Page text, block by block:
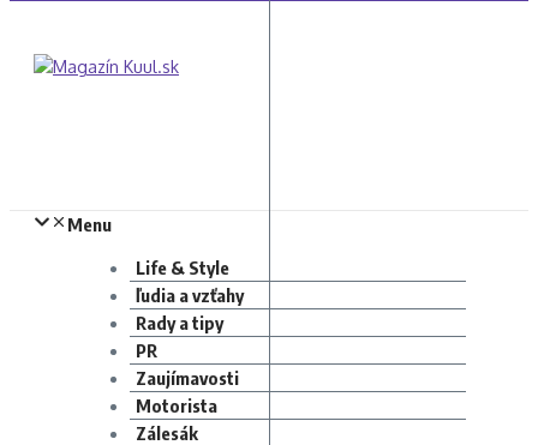
Menu
Life & Style
ľudia a vzťahy
Rady a tipy
PR
Zaujímavosti
Motorista
Zálesák